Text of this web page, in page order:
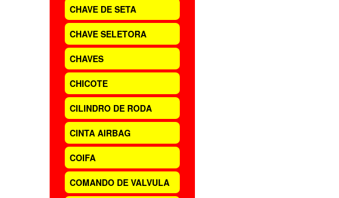
CHAVE DE SETA
CHAVE SELETORA
CHAVES
CHICOTE
CILINDRO DE RODA
CINTA AIRBAG
COIFA
COMANDO DE VALVULA